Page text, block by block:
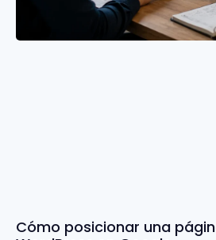
Cómo posicionar una